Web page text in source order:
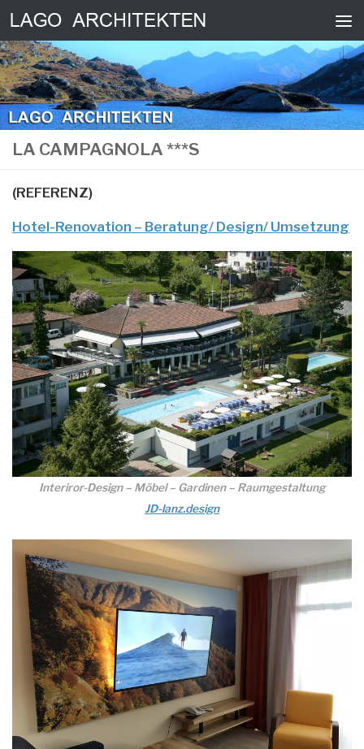
Zum Inhalt springen
LA CAMPAGNOLA ***S
(REFERENZ)
Hotel-Renovation – Beratung/ Design/ Umsetzung
Interiror-Design – Möbel – Gardinen – Raumgestaltung
JD-lanz.design